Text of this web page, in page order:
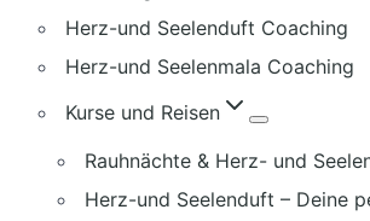
Herz-und Seelenduft Coaching
Herz-und Seelenmala Coaching
Kurse und Reisen
Rauhnächte & Herz- und
Herz-und Seelenduft – Deine